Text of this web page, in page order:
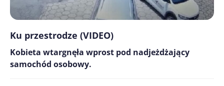
Ku przestrodze (VIDEO)
Kobieta wtargnęła wprost pod nadjeżdżający
samochód osobowy.